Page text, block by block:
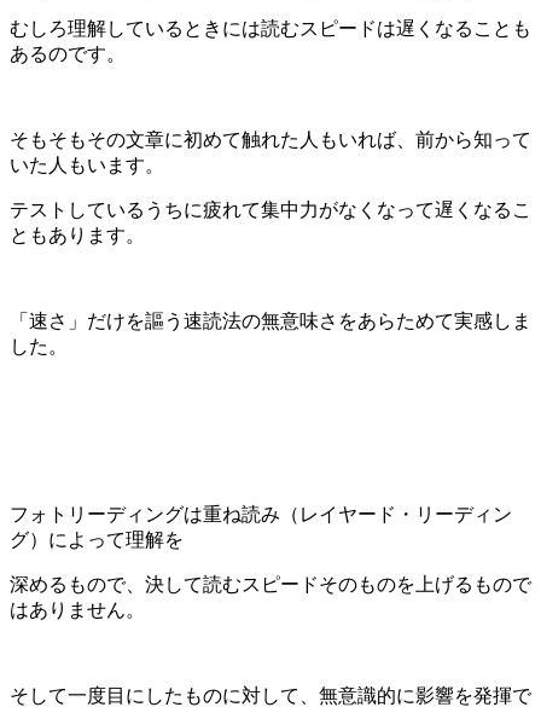
むしろ理解しているときには読むスピードは遅くなることも
あるのです。
そもそもその文章に初めて触れた人もいれば、前から知って
いた人もいます。
テストしているうちに疲れて集中力がなくなって遅くなるこ
ともあります。
「速さ」だけを謳う速読法の無意味さをあらためて実感しま
した。
フォトリーディングは重ね読み（レイヤード・リーディン
グ）によって理解を
深めるもので、決して読むスピードそのものを上げるもので
はありません。
そして一度目にしたものに対して、無意識的に影響を発揮で